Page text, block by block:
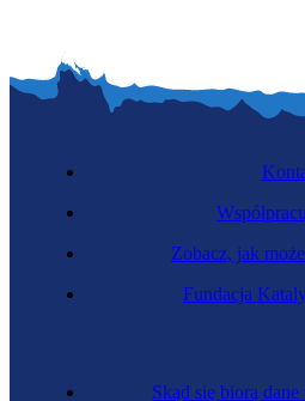
Skąd się biorą
Zobacz, jak
Fundacja